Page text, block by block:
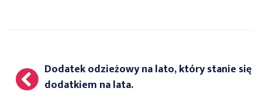
Nawigacja
wpisu
Dodatek odzieżowy na lato, który stanie się
dodatkiem na lata.